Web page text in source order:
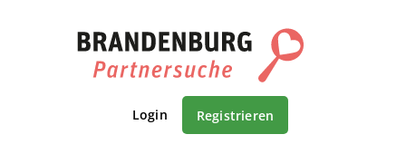
Login Registrieren